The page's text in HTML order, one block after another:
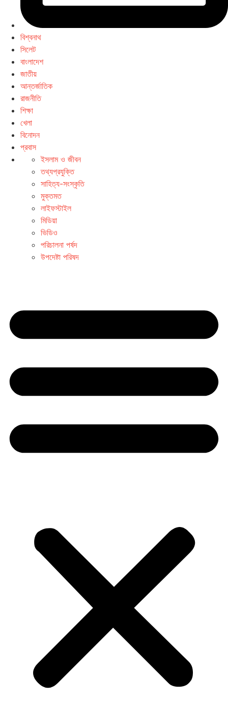
বিশ্বনাথ
সিলেট
বাংলাদেশ
জাতীয়
আন্তর্জাতিক
রাজনীতি
শিক্ষা
খেলা
বিনোদন
প্রবাস
ইসলাম ও জীবন
তথ্যপ্রযুক্তি
সাহিত্য-সংস্কৃতি
মুক্তমত
লাইফস্টাইল
মিডিয়া
ভিডিও
পরিচালনা পর্ষদ
উপদেষ্টা পরিষদ